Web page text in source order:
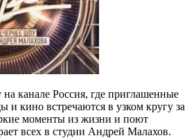
канале Россия, где приглашенные
и кино встречаются в узком кругу за
моменты из жизни и поют
всех в студии Андрей Малахов.